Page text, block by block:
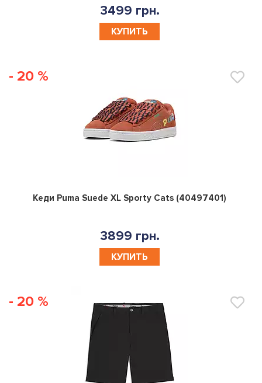
3499 грн.
КУПИТЬ
- 20 %
0
Кеди Puma Suede XL Sporty Cats (40497401)
3899 грн.
КУПИТЬ
- 20 %